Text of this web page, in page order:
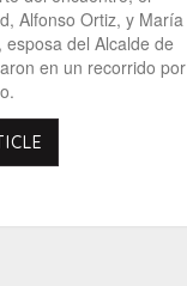
Alfonso Ortiz, y María
del Alcalde de
en un recorrido por